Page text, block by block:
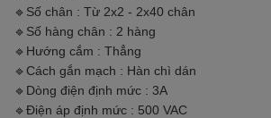
🔹Số chân : Từ 2x2 - 2x40 chân
🔹Số hàng chân : 2 hàng
🔹Hướng cắm : Thẳng
🔹Cách gắn mạch : Hàn chì dán
🔹Dòng điện định mức : 3A
🔹Điện áp định mức : 500 VAC